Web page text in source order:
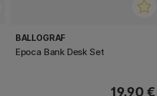
BALLOGRAF
Epoca Bank Desk Set
19.90 €